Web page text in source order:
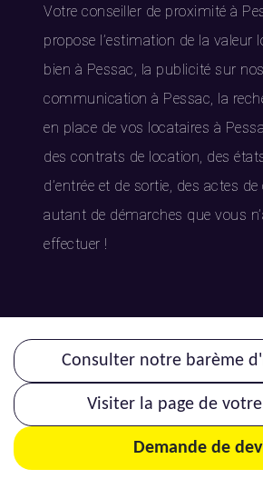
Votre conseiller de proximité à
propose l’estimation de la valeur
bien à Pessac, la publicité sur
communication à Pessac, la
en place de vos locataires à
des contrats de location, des
d’entrée et de sortie, des actes de
autant de démarches que vous
effectuer !
Consulter notre barème
Visiter la page de
Demande de